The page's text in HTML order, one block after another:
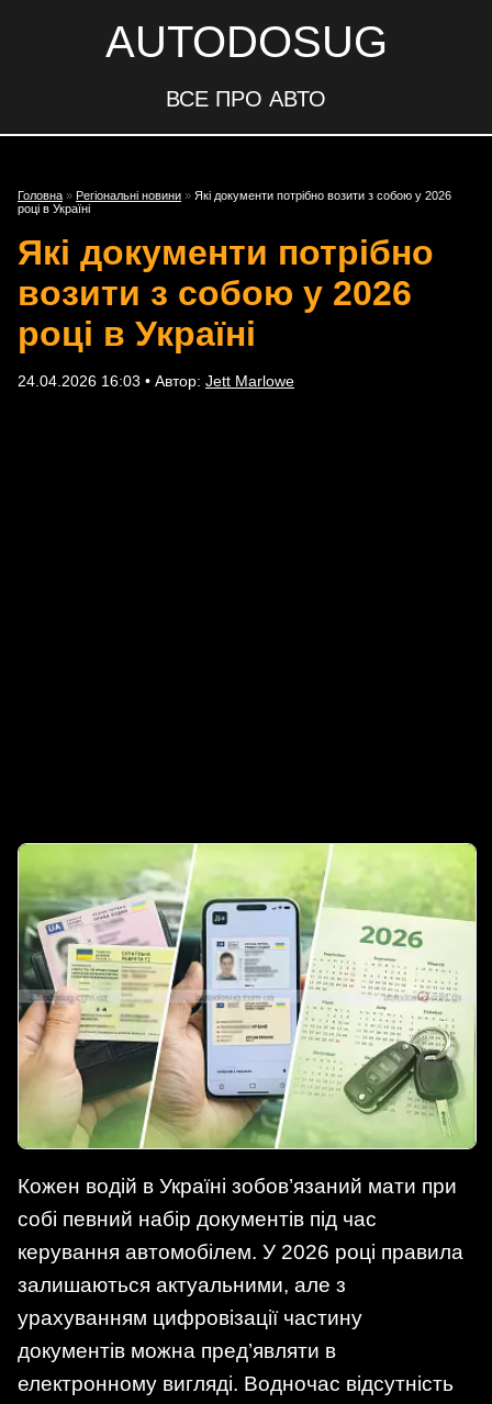
AUTODOSUG
ВСЕ ПРО АВТО
Головна » Регіональні новини » Які документи потрібно возити з собою у 2026
році в Україні
Які документи потрібно
возити з собою у 2026
році в Україні
24.04.2026 16:03 • Автор: Jett Marlowe
Кожен водій в Україні зобов’язаний мати при
собі певний набір документів під час
керування автомобілем. У 2026 році правила
залишаються актуальними, але з
урахуванням цифровізації частину
документів можна пред’являти в
електронному вигляді. Водночас відсутність